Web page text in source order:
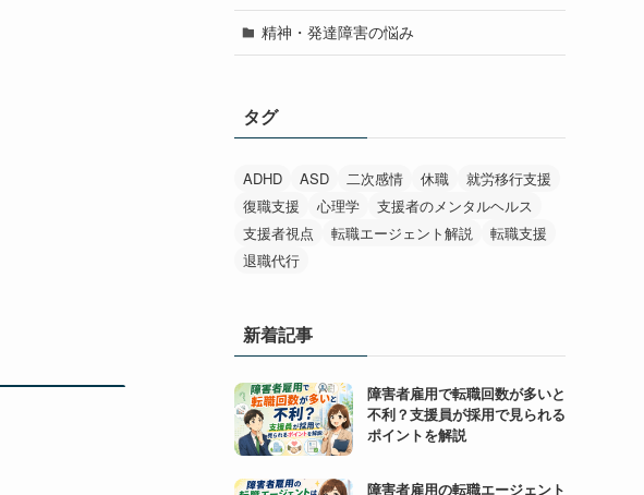
精神・発達障害の悩み
タグ
ADHD ASD 二次感情 休職
就労移行支援
復職支援
心理学
支援者のメンタルヘルス
支援者視点
転職エージェント解説
転職支援
退職代行
新着記事
障害者雇用で転職回数が多いと
不利？支援員が採用で見られる
ポイントを解説
障害者雇用の転職エージェント